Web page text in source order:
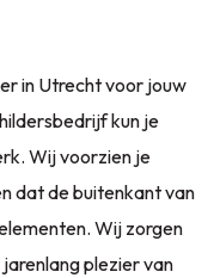
in Utrecht voor jouw
kun je
Wij voorzien je
dat de buitenkant van
Wij zorgen
plezier van